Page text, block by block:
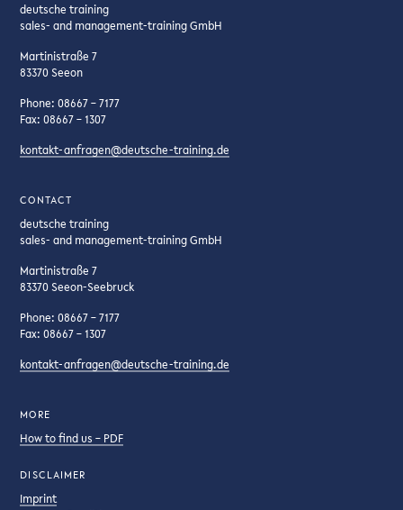
deutsche training
sales- and management-training GmbH
Martinistraße 7
83370 Seeon
Phone: 08667 – 7177
Fax: 08667 – 1307
kontakt-anfragen@deutsche-training.de
CONTACT
deutsche training
sales- and management-training GmbH
Martinistraße 7
83370 Seeon-Seebruck
Phone: 08667 – 7177
Fax: 08667 – 1307
kontakt-anfragen@deutsche-training.de
MORE
How to find us – PDF
DISCLAIMER
Imprint